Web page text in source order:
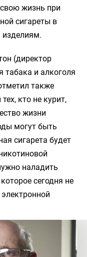
жизнь при
сигареты в
изделиям.
(директор
табака и алкоголя
также
кто не курит,
жизни
могут быть
сигарета будет
наладить
сегодня не